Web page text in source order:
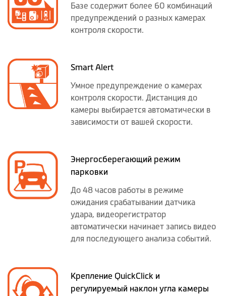
Базе содержит более 60 комбинаций
предупреждений о разных камерах
контроля скорости.
Smart Alert
Умное предупреждение о камерах
контроля скорости. Дистанция до
камеры выбирается автоматически в
зависимости от вашей скорости.
Энергосберегающий режим
парковки
До 48 часов работы в режиме
ожидания срабатывании датчика
удара, видеорегистратор
автоматически начинает запись видео
для последующего анализа событий.
Крепление QuickClick и
регулируемый наклон угла камеры